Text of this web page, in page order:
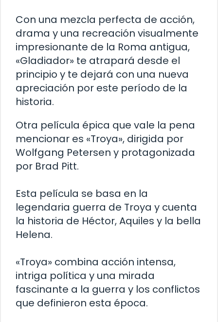
Con una mezcla perfecta de acción,
drama y una recreación visualmente
impresionante de la Roma antigua,
«Gladiador» te atrapará desde el
principio y te dejará con una nueva
apreciación por este período de la
historia.
Otra película épica que vale la pena
mencionar es «Troya», dirigida por
Wolfgang Petersen y protagonizada
por Brad Pitt.
Esta película se basa en la
legendaria guerra de Troya y cuenta
la historia de Héctor, Aquiles y la bella
Helena.
«Troya» combina acción intensa,
intriga política y una mirada
fascinante a la guerra y los conflictos
que definieron esta época.